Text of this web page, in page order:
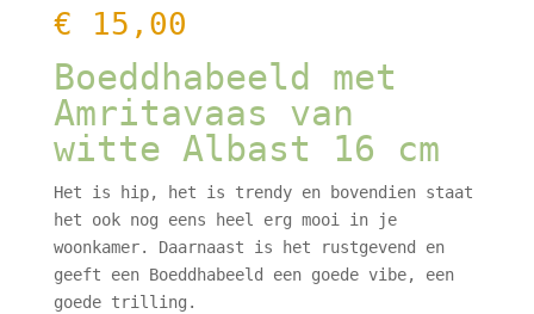
€ 15,00
Boeddhabeeld met
Amritavaas van
witte Albast 16 cm
Het is hip, het is trendy en bovendien staat
het ook nog eens heel erg mooi in je
woonkamer. Daarnaast is het rustgevend en
geeft een Boeddhabeeld een goede vibe, een
goede trilling.